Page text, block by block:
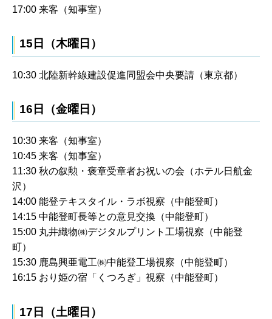
17:00 来客（知事室）
15日（木曜日）
10:30 北陸新幹線建設促進同盟会中央要請（東京都）
16日（金曜日）
10:30 来客（知事室）
10:45 来客（知事室）
11:30 秋の叙勲・褒章受章者お祝いの会（ホテル日航金
沢）
14:00 能登テキスタイル・ラボ視察（中能登町）
14:15 中能登町長等との意見交換（中能登町）
15:00 丸井織物㈱デジタルプリント工場視察（中能登
町）
15:30 鹿島興亜電工㈱中能登工場視察（中能登町）
16:15 おり姫の宿「くつろぎ」視察（中能登町）
17日（土曜日）